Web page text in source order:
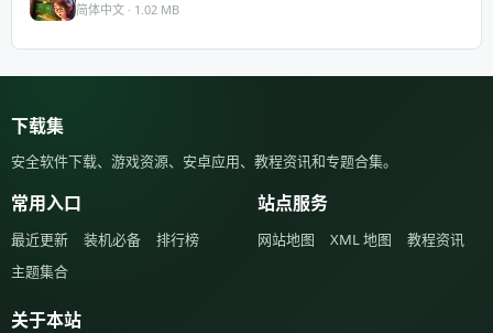
简体中文 · 1.02 MB
下载集
安全软件下载、游戏资源、安卓应用、教程资讯和专题合集。
常用入口
最近更新 装机必备
排行榜
主题集合
站点服务
网站地图 XML 地图 教程资讯
关于本站